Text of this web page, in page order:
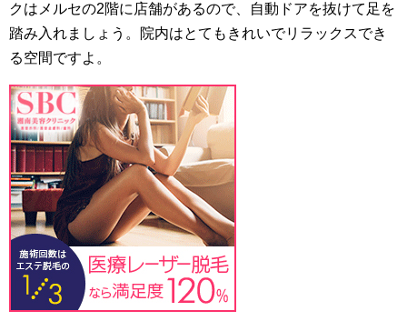
クはメルセの2階に店舗があるので、自動ドアを抜けて足を
踏み入れましょう。院内はとてもきれいでリラックスでき
る空間ですよ。